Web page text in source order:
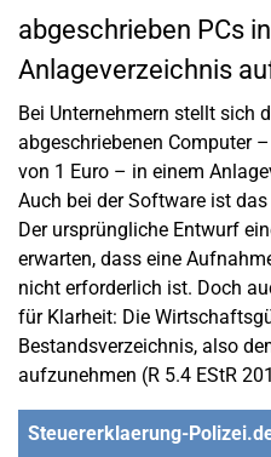
abgeschrieben PCs
Anlageverzeichnis
Bei Unternehmern stellt sich
abgeschriebenen Computer
von 1 Euro – in einem
Auch bei der Software ist
Der ursprüngliche Entwurf
erwarten, dass eine
nicht erforderlich ist. Doch
für Klarheit: Die
Bestandsverzeichnis, also
aufzunehmen (R 5.4 EStR
Steuererklaerung-